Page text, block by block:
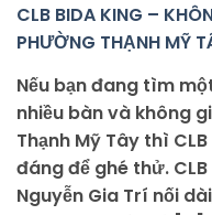
CLB BIDA KING –
PHƯỜNG THẠNH MỸ
Nếu bạn đang tìm
nhiều bàn và không
Thạnh Mỹ Tây thì
đáng để ghé thử.
Nguyễn Gia Trí nối